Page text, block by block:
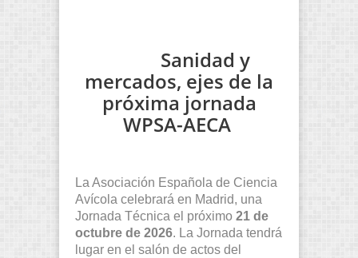
Sanidad y
mercados, ejes de la
próxima jornada
WPSA-AECA
La Asociación Española de Ciencia
Avícola celebrará en Madrid, una
Jornada Técnica el próximo 21 de
octubre de 2026. La Jornada tendrá
lugar en el salón de actos del